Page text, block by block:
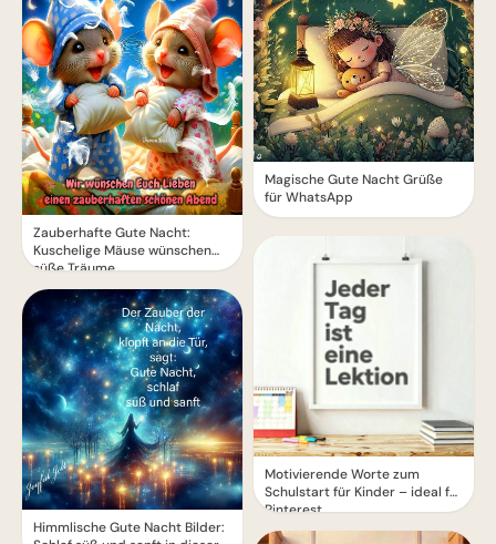
Zauberhafte Gute Nacht:
Kuschelige Mäuse wünschen
süße Träume
Himmlische Gute Nacht Bilder:
Magische Gute Nacht Grüße
für WhatsApp
Motivierende Worte zum
Schulstart für Kinder – ideal für
Pinterest